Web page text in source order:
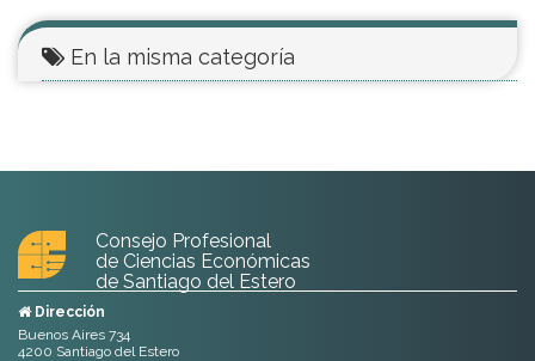
En la misma categoría
Consejo Profesional
de Ciencias Económicas
de Santiago del Estero
Dirección
Buenos Aires 734
4200 Santiago del Estero